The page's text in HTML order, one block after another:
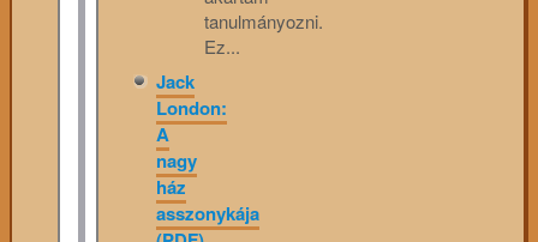
tanulmányozni.
Ez...
Jack
London:
A
nagy
ház
asszonykája